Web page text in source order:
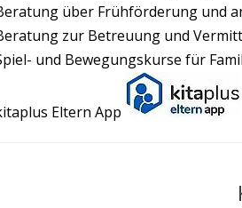
über Frühförderung und
zur Betreuung und
und Bewegungskurse für
Eltern App